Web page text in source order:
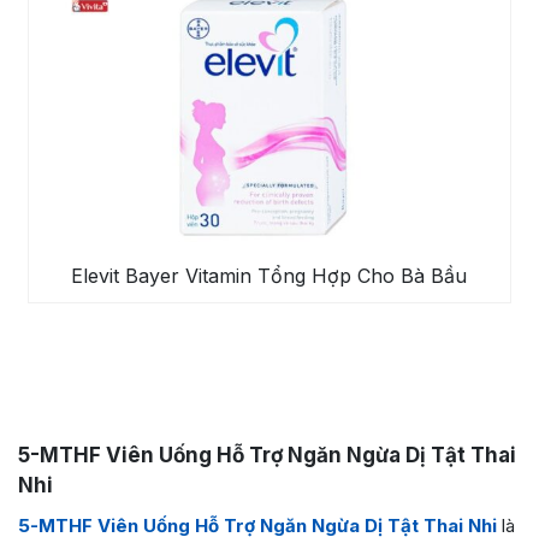
Elevit Bayer Vitamin Tổng Hợp Cho Bà Bầu
5-MTHF Viên Uống Hỗ Trợ Ngăn Ngừa Dị Tật Thai
Nhi
5-MTHF Viên Uống Hỗ Trợ Ngăn Ngừa Dị Tật Thai Nhi là